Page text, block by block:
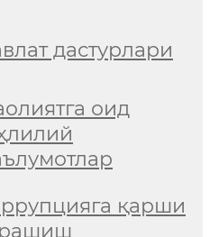
дастурлари
оид
қарши